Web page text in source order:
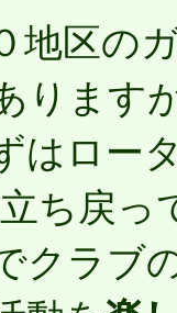
地区の
ります
はロー
ち戻
クラブ